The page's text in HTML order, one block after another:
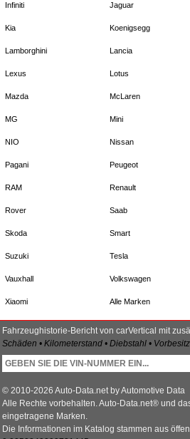
Infiniti Jaguar
Kia Koenigsegg
Lamborghini Lancia
Lexus Lotus
Mazda McLaren
MG Mini
NIO Nissan
Pagani Peugeot
RAM Renault
Rover Saab
Skoda Smart
Suzuki Tesla
Vauxhall Volkswagen
Xiaomi Alle Marken
Fahrzeughistorie-Bericht von carVertical mit
Schäden • Kilometerstand • Diebstahl •
© 2010-2026 Auto-Data.net by Automotive Data
Alle Rechte vorbehalten. Auto-Data.net® und
eingetragene Marken.
Die Informationen im Katalog stammen aus